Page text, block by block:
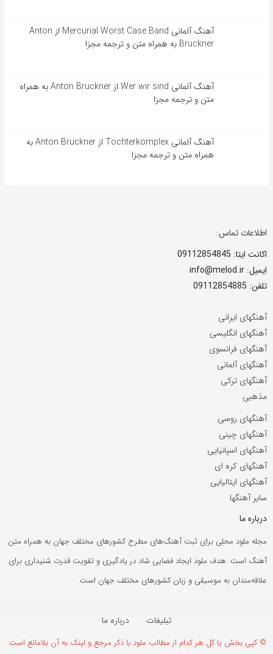
آهنگ آلمانی Mercurial Worst Case Band از Anton
Bruckner به همراه متن و ترجمه مجزا
آهنگ آلمانی Wer wir sind از Anton Bruckner به همراه
متن و ترجمه مجزا
آهنگ آلمانی Tochterkomplex از Anton Bruckner به
همراه متن و ترجمه مجزا
اطلاعات تماس:
اکانت ایتا: 09112854845
ایمیل: info@melod.ir
تلفن: 09112854885
آهنگهای ایرانی
آهنگهای انگلیسی
آهنگهای فرانسوی
آهنگهای آلمانی
آهنگهای ترکی
مذهبی
آهنگهای روسی
آهنگهای چینی
آهنگهای اسپانیایی
آهنگهای کره ای
آهنگهای ایتالیایی
سایر آهنگها
درباره ما
مجله ملود محلی برای ثبت آهنگ‌های مطرح کشورهای مختلف جهان به همراه متن
آهنگ است. هدف ملود ایجاد فضایی شاد در یادگیری و تقویت قدرت شنیداری برای
علاقه‌مندان به موسیقی و زبان کشورهای مختلف جهان است.
تبلیغات درباره ما
© کپی بخش یا کل هر کدام از مطالب ملود با ذکر مرجع و لینک به آن بلامانع است.